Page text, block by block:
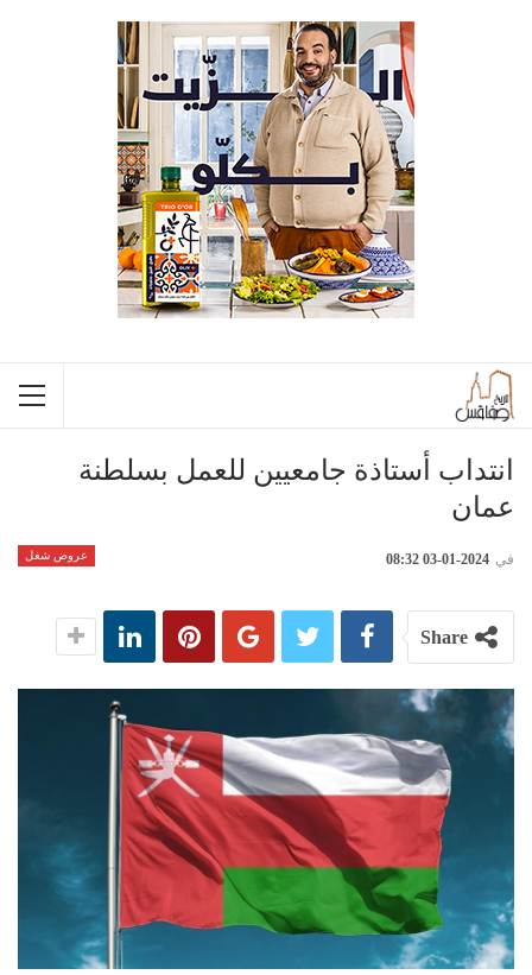
انتداب أستاذة جامعيين للعمل بسلطنة
عمان
عروض شغل في 2024-01-03 08:32
Share